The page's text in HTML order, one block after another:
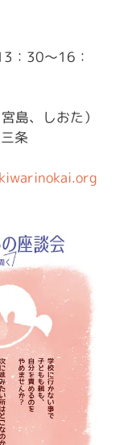
30〜16：
、しおた）
三条